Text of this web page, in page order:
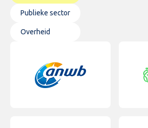
Publieke sector
Overheid